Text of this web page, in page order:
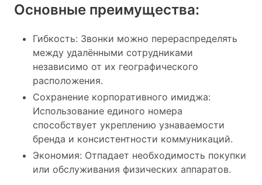
Основные преимущества:
Гибкость: Звонки можно перераспределять
между удалёнными сотрудниками
независимо от их географического
расположения.
Сохранение корпоративного имиджа:
Использование единого номера
способствует укреплению узнаваемости
бренда и консистентности коммуникаций.
Экономия: Отпадает необходимость покупки
или обслуживания физических аппаратов.